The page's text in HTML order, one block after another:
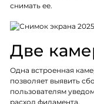
снимать ее.
Две
Одна встроенная
позволяет выявить
пользователям
расход филамента.